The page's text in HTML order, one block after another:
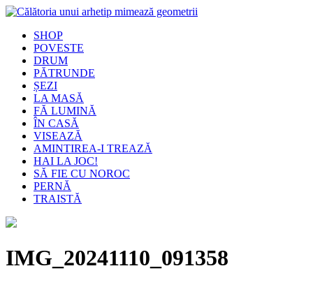
SHOP
POVESTE
DRUM
PĂTRUNDE
ȘEZI
LA MASĂ
FĂ LUMINĂ
ÎN CASĂ
VISEAZĂ
AMINTIREA-I TREAZĂ
HAI LA JOC!
SĂ FIE CU NOROC
PERNĂ
TRAISTĂ
IMG_20241110_091358